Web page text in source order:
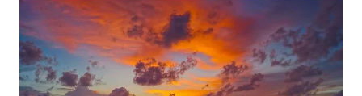
INDONÉSIE:
MĚNOVÝ
PRŮVODCE
PRO
CESTOVATELE